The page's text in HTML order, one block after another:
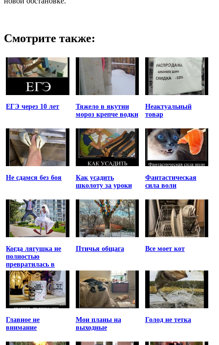
Смотрите также:
ЕГЭ через 10 лет
Тяжело в якутии
мороз крепче водки
Неактуальный
товар
Не сдамся без боя
Как усадить
школоту за уроки
Фантастическая
сила воли
Когда лягушка не
полностью
превратилась в
принцессу
Птичья общага Все моет кот
Главное не
внимание
Мои планы на
выходные
Голод не тетка